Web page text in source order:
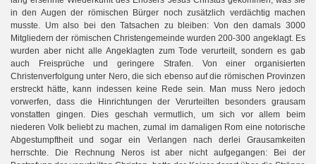
in den Augen der römischen Bürger noch zusätzlich verdächtig machen
musste. Um also bei den Tatsachen zu bleiben: Von den damals 3000
Mitgliedern der römischen Christengemeinde wurden 200-300 angeklagt. Es
wurden aber nicht alle Angeklagten zum Tode verurteilt, sondern es gab
auch Freisprüche und geringere Strafen. Von einer organisierten
Christenverfolgung unter Nero, die sich ebenso auf die römischen Provinzen
erstreckt hätte, kann indessen keine Rede sein. Man muss Nero jedoch
vorwerfen, dass die Hinrichtungen der Verurteilten besonders grausam
vonstatten gingen. Dies geschah vermutlich, um sich vor allem beim
niederen Volk beliebt zu machen, zumal im damaligen Rom eine notorische
Abgestumpftheit und sogar ein Verlangen nach derlei Grausamkeiten
herrschte. Die Rechnung Neros ist aber nicht aufgegangen: Bei der